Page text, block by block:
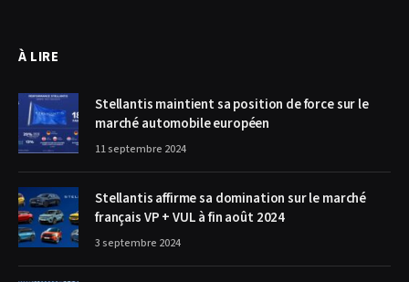
À LIRE
Stellantis maintient sa position de force sur le
marché automobile européen
11 septembre 2024
Stellantis affirme sa domination sur le marché
français VP + VUL à fin août 2024
3 septembre 2024